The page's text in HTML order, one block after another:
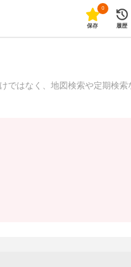
0
保存 履歴
はなく、地図検索や定期検索